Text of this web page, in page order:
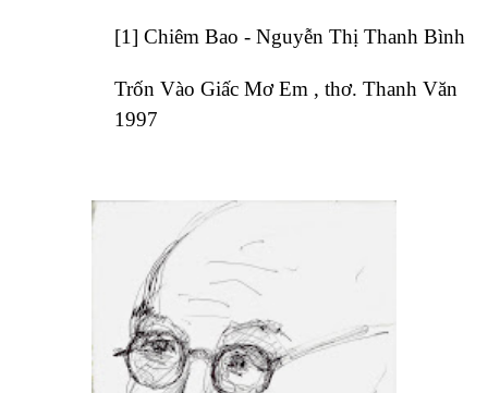
[1] Chiêm Bao - Nguyễn Thị Thanh Bình
Trốn Vào Giấc Mơ Em , thơ. Thanh Văn
1997